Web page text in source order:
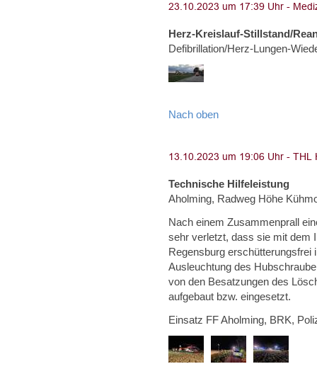
Herz-Kreislauf-Stillstand/
Defibrillation/Herz-Lungen-
Nach oben
Technische Hilfeleistung
Aholming, Radweg Höhe
Nach einem Zusammenprall
sehr verletzt, dass sie mit dem
Regensburg erschütterungsfrei
Ausleuchtung des
von den Besatzungen des
aufgebaut bzw. eingesetzt.
Einsatz FF Aholming, BRK,